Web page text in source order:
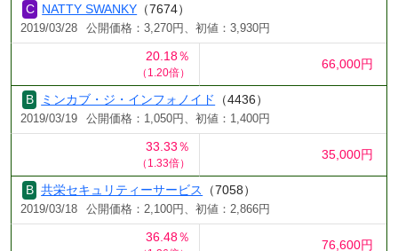
NATTY SWANKY （7674）
2019/03/28 公開価格：3,270円、初値：3,930円
20.18％
（1.20倍）
66,000円
ミンカブ・ジ・インフォノイド （4436）
2019/03/19 公開価格：1,050円、初値：1,400円
33.33％
（1.33倍）
35,000円
共栄セキュリティーサービス （7058）
2019/03/18 公開価格：2,100円、初値：2,866円
36.48％
76,600円